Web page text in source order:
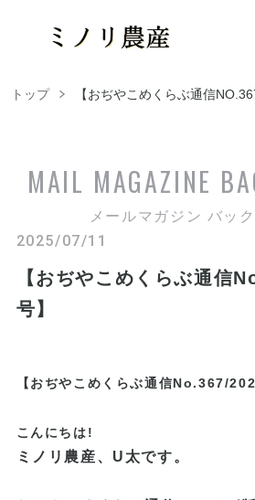
トップ 【おぢやこめくらぶ通信
MAIL MAGAZINE
メールマガジン バッ
2025/07/11
【おぢやこめくらぶ通信
号】
【おぢやこめくらぶ通信No.367/
こんにちは!
ミノリ農産、U太です。